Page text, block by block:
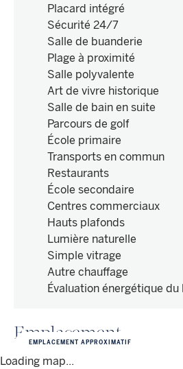
Placard intégré
Sécurité 24/7
Salle de buanderie
Plage à proximité
Salle polyvalente
Art de vivre historique
Salle de bain en suite
Parcours de golf
École primaire
Transports en commun
Restaurants
École secondaire
Centres commerciaux
Hauts plafonds
Lumière naturelle
Simple vitrage
Autre chauffage
Évaluation énergétique du
Emplacement
Loading map...
EMPLACEMENT APPROXIMATIF